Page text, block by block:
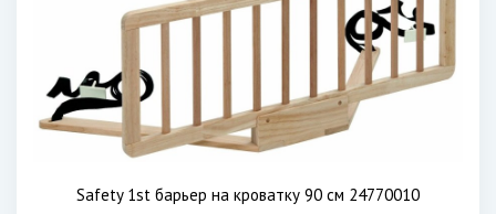
Safety 1st барьер на кроватку 90 см 24770010